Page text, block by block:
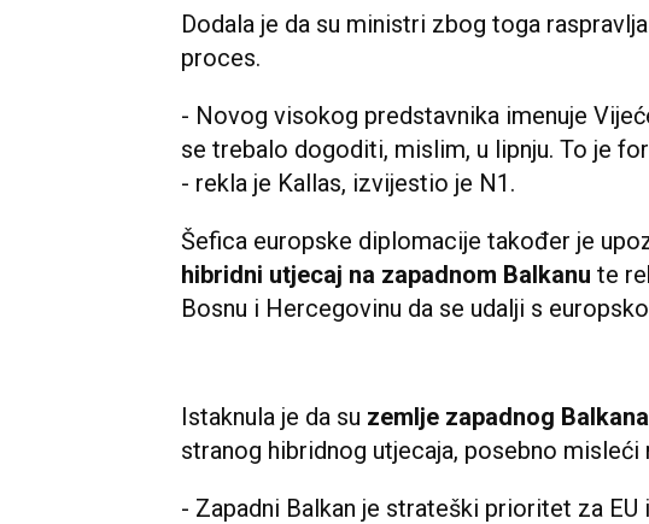
Dodala je da su ministri zbog toga
proces.
- Novog visokog predstavnika imenuje
se trebalo dogoditi, mislim, u lipnju. To je
- rekla je Kallas, izvijestio je N1.
Šefica europske diplomacije također je
hibridni utjecaj na zapadnom Balkanu te
Bosnu i Hercegovinu da se udalji s
Istaknula je da su zemlje zapadnog
stranog hibridnog utjecaja, posebno misleći
- Zapadni Balkan je strateški prioritet za